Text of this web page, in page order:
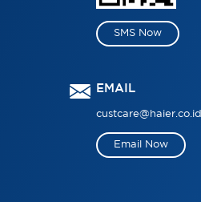
SMS Now
EMAIL
custcare@haier.co.id
Email Now